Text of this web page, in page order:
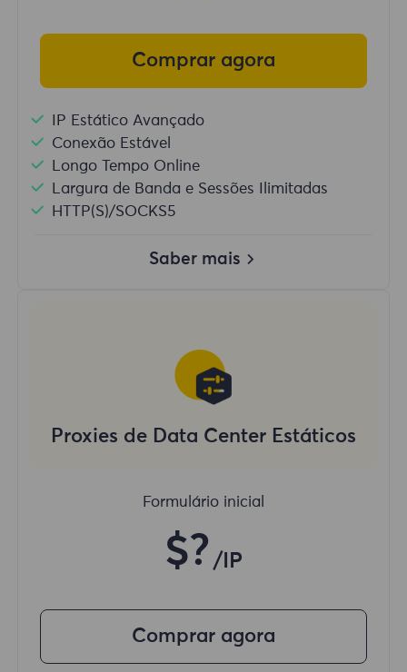
Comprar agora
IP Estático Avançado
Conexão Estável
Longo Tempo Online
Largura de Banda e Sessões Ilimitadas
HTTP(S)/SOCKS5
Saber mais
Proxies de Data Center Estáticos
Formulário inicial
$? /IP
Comprar agora